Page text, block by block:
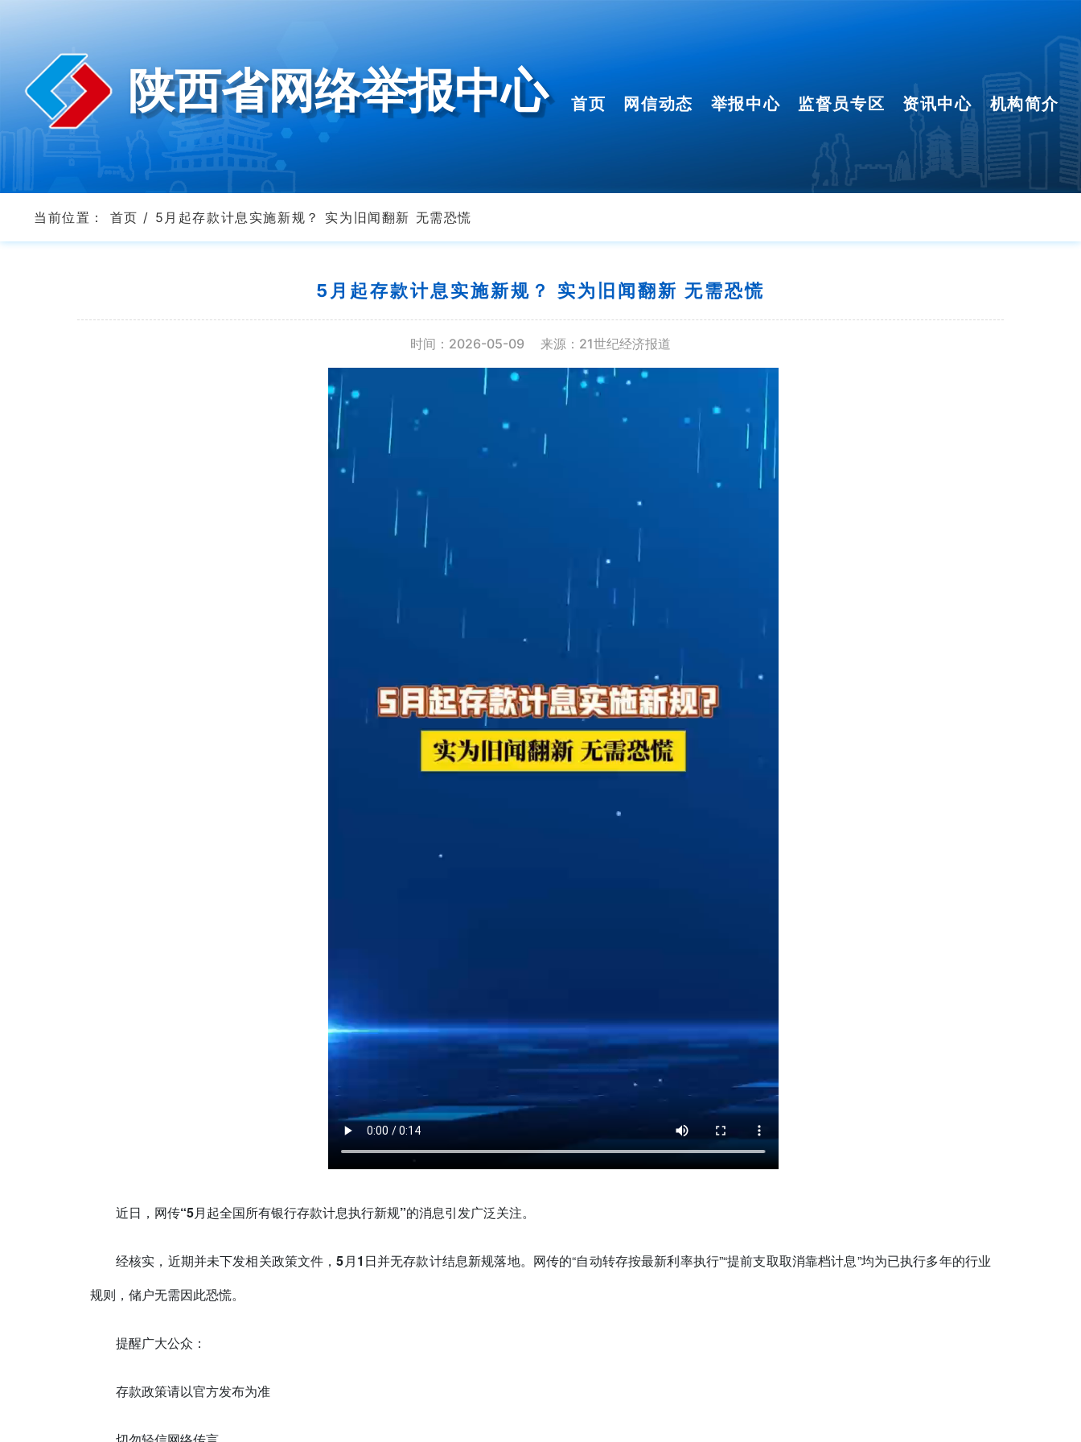
陕西省网络举报中心 首页 网信动态 举报中心 监督员专区 资讯中心 机构简介
当前位置： 首页 / 5月起存款计息实施新规？ 实为旧闻翻新 无需恐慌
5月起存款计息实施新规？ 实为旧闻翻新 无需恐慌
时间：2026-05-09 来源：21世纪经济报道
近日，网传“5月起全国所有银行存款计息执行新规”的消息引发广泛关注。
经核实， 近期并未下发相关政策文件，5月1日并无存款计结息新规落地。 网传的“自动转存按最新利率执行”“提前支取取消靠档计息”均为已执行多年的行业
规则 ，储户无需因此恐慌。
提醒广大公众：
存款政策请以官方发布为准